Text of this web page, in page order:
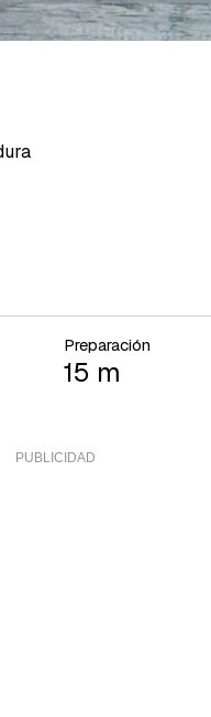
Preparación
15 m